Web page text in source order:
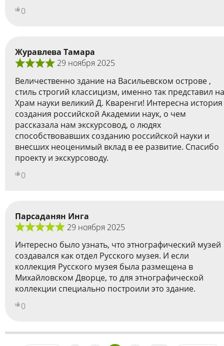
0
Журавлева Тамара
29 ноября 2025
Величественно здание на Васильевском острове ,
стиль строгий классицизм, именно так представил на
Храм науки великий Д. Кваренги! Интересна история
создания российской Академии наук, о чем
рассказала нам экскурсовод, о людях
способствовавших созданию российской науки и
внесших неоценимый вклад в ее развитие. Спасибо
проекту и экскурсоводу.
0
Парсаданян Инга
29 ноября 2025
Интересно было узнать, что этнографический музей
создавался как отдел Русского музея. И если
коллекция Русского музея была размещена в
Михайловском Дворце, то для этнографической
коллекции специально построили это здание.
0